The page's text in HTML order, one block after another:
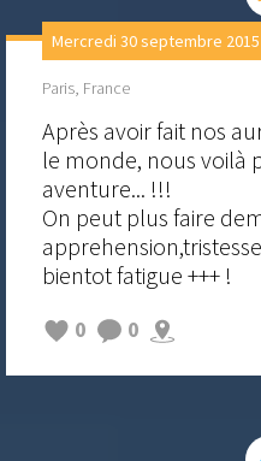
Mercredi 30 septembre 2015
Paris, France
Après avoir fait nos
le monde, nous voilà
aventure... !!!
On peut plus faire
bientot fatigue +++ !
0 0